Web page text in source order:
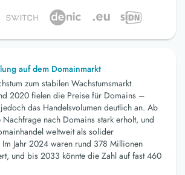
auf dem Domainmarkt
zum stabilen Wachstumsmarkt
2020 fielen die Preise für Domains –
das Handelsvolumen deutlich an. Ab
nach Domains stark erholt, und
weltweit als solider
Im Jahr 2024 waren rund 378 Millionen
und bis 2033 könnte die Zahl auf fast 460